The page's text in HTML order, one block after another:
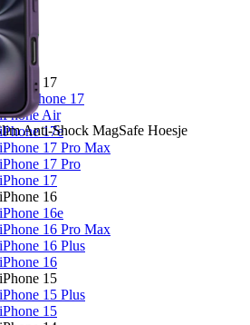
17
iPhone 17
Air
17e
17 Pro Max
17 Pro
17
16
16e
16 Pro Max
16 Plus
16
15
15 Plus
15
Anti-Shock MagSafe Hoesje